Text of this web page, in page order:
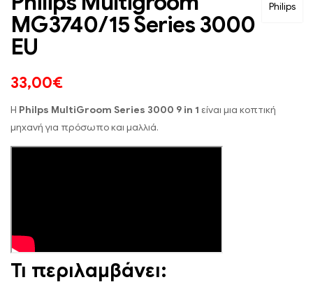
Philips
MG3740/15 Series 3000
EU
33,00€
Η Philps MultiGroom Series 3000 9 in 1 είναι μια κοπτική
μηχανή για πρόσωπο και μαλλιά.
Τι περιλαμβάνει: